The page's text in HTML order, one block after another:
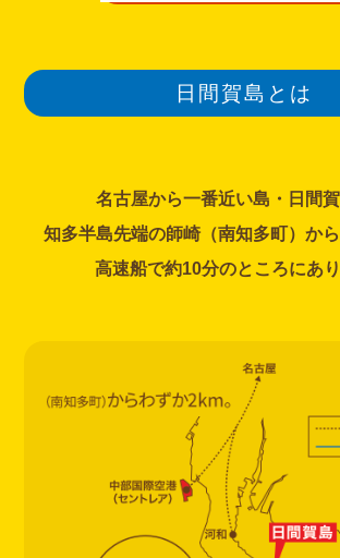
日間賀島とは
名古屋から一番近い島・日間賀
知多半島先端の師崎（南知多町）から
高速船で約10分のところにあり